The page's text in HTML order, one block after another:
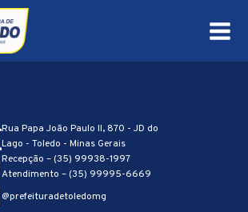
Rua Papa João Paulo II, 870 - JD do
Lago - Toledo - Minas Gerais
Recepção – (35) 99938-1997
Atendimento – (35) 99995-6669
@prefeituradetoledomg